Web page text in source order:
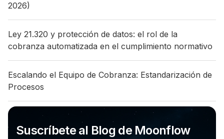
2026)
Ley 21.320 y protección de datos: el rol de la
cobranza automatizada en el cumplimiento normativo
Escalando el Equipo de Cobranza: Estandarización de
Procesos
Suscríbete al Blog de Moonflow